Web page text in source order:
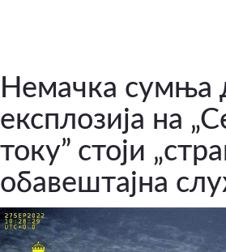
Немачка сумња
експлозија на
току” стоји
обавештајна